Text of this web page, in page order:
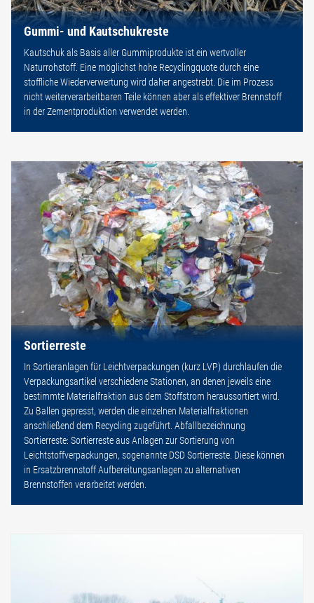
Gummi- und Kautschukreste
Kautschuk als Basis aller Gummiprodukte ist ein wertvoller
Naturrohstoff. Eine möglichst hohe Recyclingquote durch eine
stoffliche Wiederverwertung wird daher angestrebt. Die im Prozess
nicht weiterverarbeitbaren Teile können aber als effektiver Brennstoff
in der Zementproduktion verwendet werden.
Sortierreste
In Sortieranlagen für Leichtverpackungen (kurz LVP) durchlaufen die
Verpackungsartikel verschiedene Stationen, an denen jeweils eine
bestimmte Materialfraktion aus dem Stoffstrom heraussortiert wird.
Zu Ballen gepresst, werden die einzelnen Materialfraktionen
anschließend dem Recycling zugeführt. Abfallbezeichnung
Sortierreste: Sortierreste aus Anlagen zur Sortierung von
Leichtstoffverpackungen, sogenannte DSD Sortierreste. Diese können
in Ersatzbrennstoff Aufbereitungsanlagen zu alternativen
Brennstoffen verarbeitet werden.